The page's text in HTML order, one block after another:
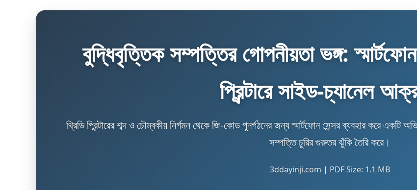
বুদ্ধিবৃত্তিক সম্পত্তির গোপনীয়তা ভঙ্গ:
প্রিন্টারে সাইড-চ্যানেল
থ্রিডি প্রিন্টারের শব্দ ও চৌম্বকীয় নির্গমন থেকে জি-কোড পুনর্গঠনের জন্য স্মার্টফোন সেন্সর ব্যবহার করে
সম্পত্তি চুরির গুরুতর ঝুঁকি তৈরি করে।
3ddayinji.com | PDF Size: 1.1 MB